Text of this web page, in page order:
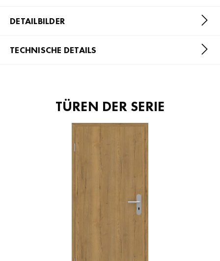
DETAILBILDER
TECHNISCHE DETAILS
TÜREN DER SERIE